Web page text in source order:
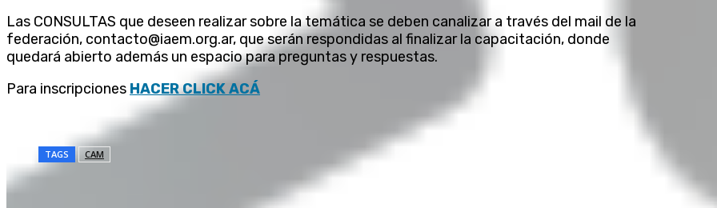
Las CONSULTAS que deseen realizar sobre la temática se deben canalizar a través del mail de la
federación, contacto@iaem.org.ar, que serán respondidas al finalizar la capacitación, donde
quedará abierto además un espacio para preguntas y respuestas.
Para inscripciones HACER CLICK ACÁ
TAGS CAM